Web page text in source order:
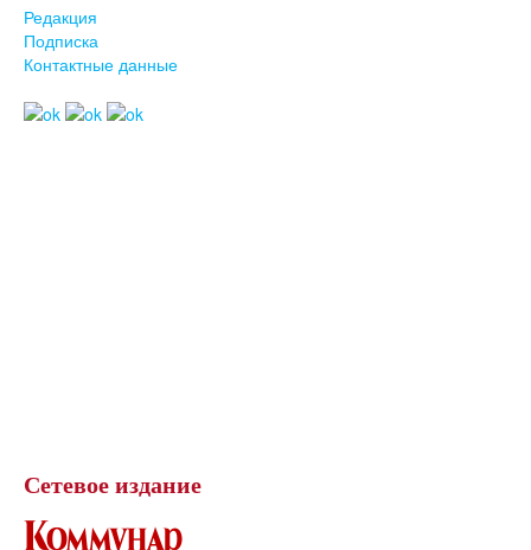
Редакция
Подписка
Контактные данные
Сетевое издание